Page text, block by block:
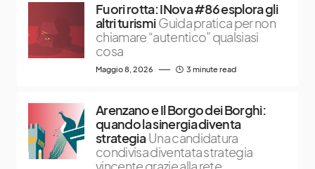
Fuori rotta: INova #86 esplora gli
altri turismi Guida pratica per non
chiamare “autentico” qualsiasi
cosa
Maggio 8, 2026 3 minute read
Arenzano e Il Borgo dei Borghi:
quando la sinergia diventa
strategia Una candidatura
condivisa diventata strategia